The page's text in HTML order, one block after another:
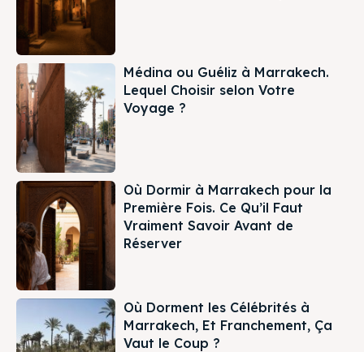
Médina ou Guéliz à Marrakech.
Lequel Choisir selon Votre
Voyage ?
Où Dormir à Marrakech pour la
Première Fois. Ce Qu’il Faut
Vraiment Savoir Avant de
Réserver
Où Dorment les Célébrités à
Marrakech, Et Franchement, Ça
Vaut le Coup ?